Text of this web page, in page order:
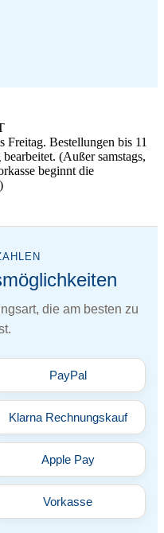
Bestellungen bis 11
(Außer samstags,
beginnt die
die am besten zu
PayPal
Klarna Rechnungskauf
Apple Pay
Vorkasse